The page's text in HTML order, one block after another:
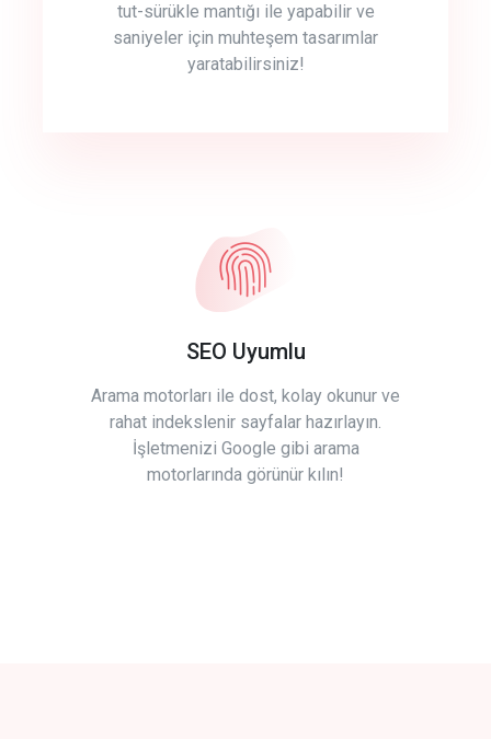
tut-sürükle mantığı ile yapabilir ve
saniyeler için muhteşem tasarımlar
yaratabilirsiniz!
SEO Uyumlu
Arama motorları ile dost, kolay okunur ve
rahat indekslenir sayfalar hazırlayın.
İşletmenizi Google gibi arama
motorlarında görünür kılın!